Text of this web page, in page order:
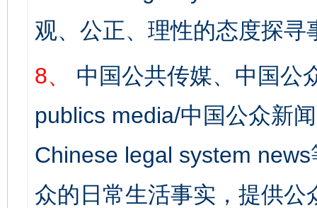
观、公正、理性的态度探寻
8、
中国公共传媒、中国公
publics media/中国公众新
Chinese legal system
众的日常生活事实，提供